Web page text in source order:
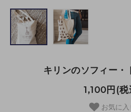
キリンのソフィー・
1,100円(税
お気に入